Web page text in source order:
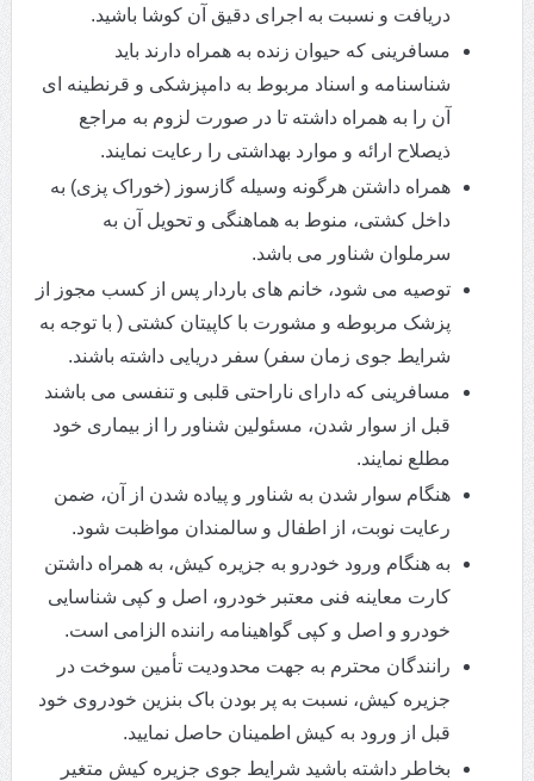
دریافت و نسبت به اجرای دقیق آن کوشا باشید.
مسافرینی که حیوان زنده به همراه دارند باید
شناسنامه و اسناد مربوط به دامپزشکی و قرنطینه ای
آن را به همراه داشته تا در صورت لزوم به مراجع
ذیصلاح ارائه و موارد بهداشتی را رعایت نمایند.
همراه داشتن هرگونه وسیله گازسوز (خوراک پزی) به
داخل کشتی، منوط به هماهنگی و تحویل آن به
سرملوان شناور می باشد.
توصیه می شود، خانم های باردار پس از کسب مجوز از
پزشک مربوطه و مشورت با کاپیتان کشتی ( با توجه به
شرایط جوی زمان سفر) سفر دریایی داشته باشند.
مسافرینی که دارای ناراحتی قلبی و تنفسی می باشند
قبل از سوار شدن، مسئولین شناور را از بیماری خود
مطلع نمایند.
هنگام سوار شدن به شناور و پیاده شدن از آن، ضمن
رعایت نوبت، از اطفال و سالمندان مواظبت شود.
به هنگام ورود خودرو به جزیره کیش، به همراه داشتن
کارت معاینه فنی معتبر خودرو، اصل و کپی شناسایی
خودرو و اصل و کپی گواهینامه راننده الزامی است.
رانندگان محترم به جهت محدودیت تأمین سوخت در
جزیره کیش، نسبت به پر بودن باک بنزین خودروی خود
قبل از ورود به کیش اطمینان حاصل نمایید.
بخاطر داشته باشید شرایط جوی جزیره کیش متغیر